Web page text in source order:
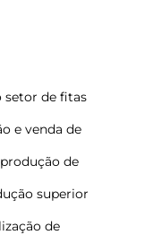
setor de fitas
e venda de
de
superior
de